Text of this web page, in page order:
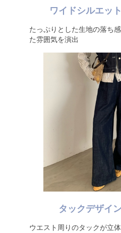
ワイドシルエッ
たっぷりとした生地の落ち
た雰囲気を演出
タックデザイ
ウエスト周りのタックが立